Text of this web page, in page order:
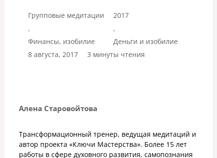
Групповые медитации
,
Финансы, изобилие
2017
,
Деньги и изобилие
8 августа, 2017
3 минуты чтения
Алена Старовойтова
Трансформационный тренер, ведущая медитаций и
автор проекта «Ключи Мастерства». Более 15 лет
работы в сфере духовного развития, самопознания